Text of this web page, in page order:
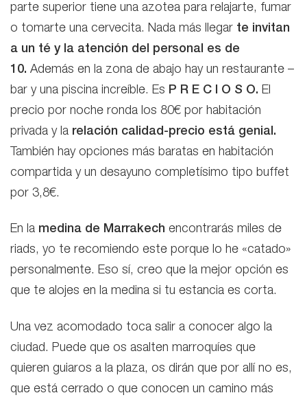
parte superior tiene una azotea para relajarte, fumar
o tomarte una cervecita. Nada más llegar te invitan
a un té y la atención del personal es de
10. Además en la zona de abajo hay un restaurante –
bar y una piscina increíble. Es P R E C I O S O. El
precio por noche ronda los 80€ por habitación
privada y la relación calidad-precio está genial.
También hay opciones más baratas en habitación
compartida y un desayuno completísimo tipo buffet
por 3,8€.
En la medina de Marrakech encontrarás miles de
riads, yo te recomiendo este porque lo he «catado»
personalmente. Eso sí, creo que la mejor opción es
que te alojes en la medina si tu estancia es corta.
Una vez acomodado toca salir a conocer algo la
ciudad. Puede que os asalten marroquíes que
quieren guiaros a la plaza, os dirán que por allí no es,
que está cerrado o que conocen un camino más